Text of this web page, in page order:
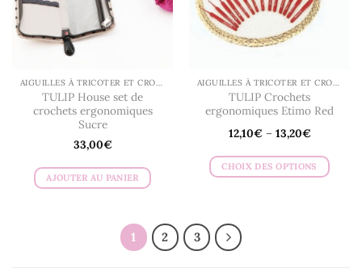
choisies
sur
la
du
produit
AIGUILLES À TRICOTER ET CROCHETS
TULIP House set de
crochets ergonomiques
Sucre
33,00€
AJOUTER AU PANIER
AIGUILLES À TRICOTER ET CROCHETS
TULIP Crochets
ergonomiques Etimo Red
12,10€– 13,20€
CHOIX DES OPTIONS
1 2 3